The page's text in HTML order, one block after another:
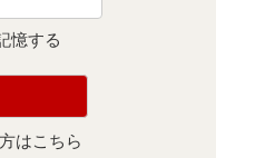
憶する
はこちら